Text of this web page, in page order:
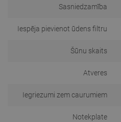
Sasniedzamība
Iespēja pievienot ūdens filtru
Šūnu skaits
Atveres
Iegriezumi zem caurumiem
Notekplate